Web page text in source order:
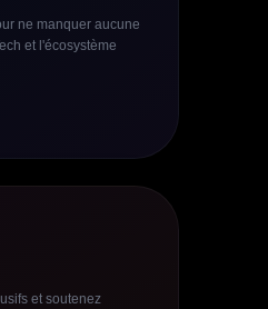
ne manquer aucune
et l'écosystème
et soutenez